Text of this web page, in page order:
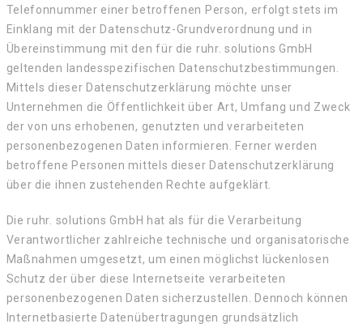
Telefonnummer einer betroffenen Person, erfolgt stets im
Einklang mit der Datenschutz-Grundverordnung und in
Übereinstimmung mit den für die ruhr. solutions GmbH
geltenden landesspezifischen Datenschutzbestimmungen.
Mittels dieser Datenschutzerklärung möchte unser
Unternehmen die Öffentlichkeit über Art, Umfang und Zweck
der von uns erhobenen, genutzten und verarbeiteten
personenbezogenen Daten informieren. Ferner werden
betroffene Personen mittels dieser Datenschutzerklärung
über die ihnen zustehenden Rechte aufgeklärt.
Die ruhr. solutions GmbH hat als für die Verarbeitung
Verantwortlicher zahlreiche technische und organisatorische
Maßnahmen umgesetzt, um einen möglichst lückenlosen
Schutz der über diese Internetseite verarbeiteten
personenbezogenen Daten sicherzustellen. Dennoch können
Internetbasierte Datenübertragungen grundsätzlich